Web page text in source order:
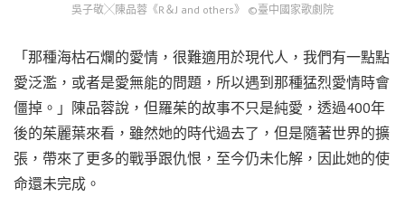
吳子敬╳陳品蓉《R＆J and others》 ©臺中國家歌劇院
「那種海枯石爛的愛情，很難適用於現代人，我們有一點點
愛泛濫，或者是愛無能的問題，所以遇到那種猛烈愛情時會
僵掉。」陳品蓉說，但羅茱的故事不只是純愛，透過400年
後的茱麗葉來看，雖然她的時代過去了，但是隨著世界的擴
張，帶來了更多的戰爭跟仇恨，至今仍未化解，因此她的使
命還未完成。